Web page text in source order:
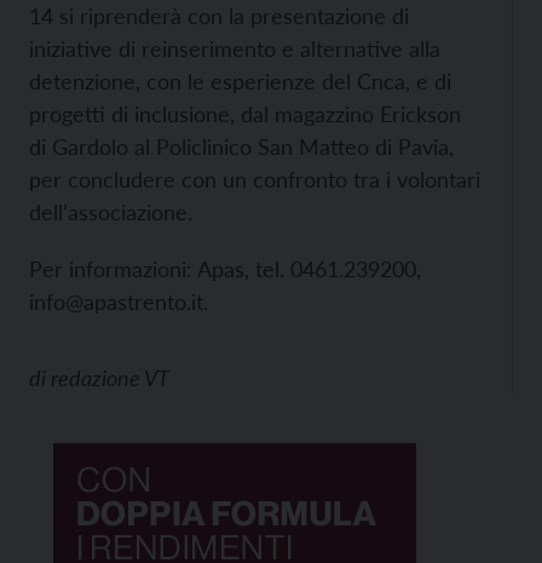
14 si riprenderà con la presentazione di
iniziative di reinserimento e alternative alla
detenzione, con le esperienze del Cnca, e di
progetti di inclusione, dal magazzino Erickson
di Gardolo al Policlinico San Matteo di Pavia,
per concludere con un confronto tra i volontari
dell’associazione.
Per informazioni: Apas, tel. 0461.239200,
info@apastrento.it.
di redazione VT